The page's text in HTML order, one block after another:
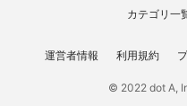
カテゴリ一
運営者情報 利用規約
© 2022 dot A,